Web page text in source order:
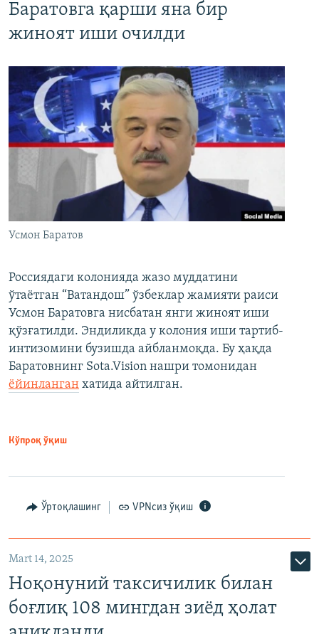
Баратовга қарши яна бир
жиноят иши очилди
Усмон Баратов
Россиядаги колонияда жазо муддатини
ўтаётган “Ватандош” ўзбеклар жамияти раиси
Усмон Баратовга нисбатан янги жиноят иши
қўзғатилди. Эндиликда у колония иши тартиб-
интизомини бузишда айбланмоқда. Бу ҳақда
Баратовнинг Sota.Vision нашри томонидан
ёйинланган хатида айтилган.
Кўпроқ ўқиш
Ўртоқлашинг VPNсиз ўқиш
Mart 14, 2025
Ноқонуний таксичилик билан
боғлиқ 108 мингдан зиёд ҳолат